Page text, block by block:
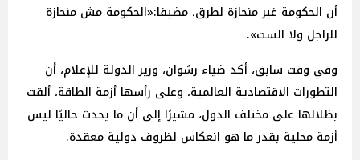
أن الحكومة غير منحازة لطرق، مضيفا:«الحكومة مش منحازة
للراجل ولا الست».
وفي وقت سابق، أكد ضياء رشوان، وزير الدولة للإعلام، أن
التطورات الاقتصادية العالمية، وعلى رأسها أزمة الطاقة، ألقت
بظلالها على مختلف الدول، مشيرًا إلى أن ما يحدث حاليًا ليس
أزمة محلية بقدر ما هو انعكاس لظروف دولية معقدة.